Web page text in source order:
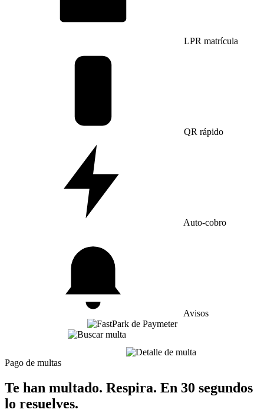
LPR matrícula
QR rápido
Auto-cobro
Avisos
Pago de multas
Te han multado. Respira. En 30 segundos
lo resuelves.